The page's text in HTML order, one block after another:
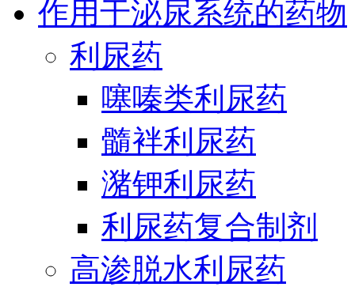
作用于泌尿系统的药物
利尿药
噻嗪类利尿药
髓袢利尿药
潴钾利尿药
利尿药复合制剂
高渗脱水利尿药